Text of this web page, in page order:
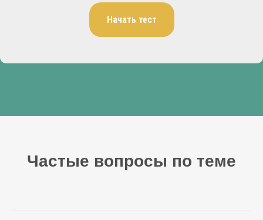
Начать тест
Частые вопросы по теме